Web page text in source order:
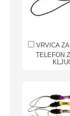
VRVICA ZA
TELEFON